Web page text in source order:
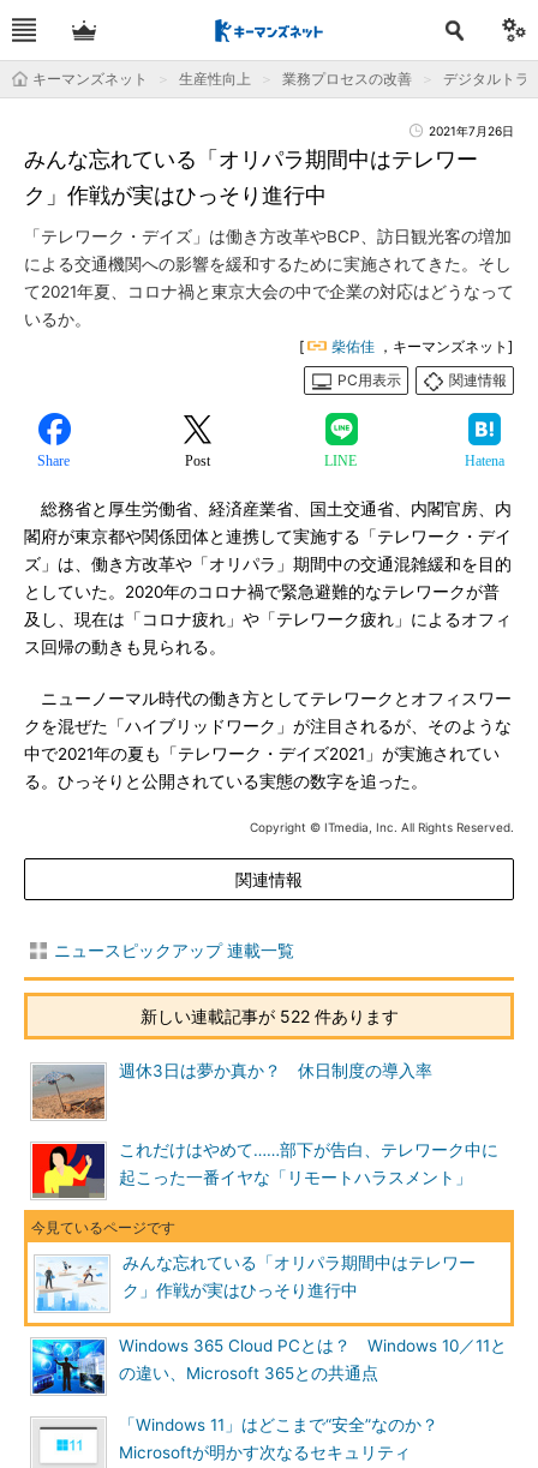
キーマンズネット 生産性向上 業務プロセスの改善 デジタルトラ
2021年7月26日
みんな忘れている「オリパラ期間中はテレワー
ク」作戦が実はひっそり進行中
「テレワーク・デイズ」は働き方改革やBCP、訪日観光客の増加
による交通機関への影響を緩和するために実施されてきた。そし
て2021年夏、コロナ禍と東京大会の中で企業の対応はどうなって
いるか。
[ 柴佑佳 ，キーマンズネット]
PC用表示
関連情報
Share Post LINE Hatena
総務省と厚生労働省、経済産業省、国土交通省、内閣官房、内
閣府が東京都や関係団体と連携して実施する「テレワーク・デイ
ズ」は、働き方改革や「オリパラ」期間中の交通混雑緩和を目的
としていた。2020年のコロナ禍で緊急避難的なテレワークが普
及し、現在は「コロナ疲れ」や「テレワーク疲れ」によるオフィ
ス回帰の動きも見られる。
ニューノーマル時代の働き方としてテレワークとオフィスワー
クを混ぜた「ハイブリッドワーク」が注目されるが、そのような
中で2021年の夏も「テレワーク・デイズ2021」が実施されてい
る。ひっそりと公開されている実態の数字を追った。
Copyright © ITmedia, Inc. All Rights Reserved.
関連情報
ニュースピックアップ 連載一覧
新しい連載記事が 522 件あります
週休3日は夢か真か？ 休日制度の導入率
これだけはやめて……部下が告白、テレワーク中に
起こった一番イヤな「リモートハラスメント」
みんな忘れている「オリパラ期間中はテレワー
ク」作戦が実はひっそり進行中
Windows 365 Cloud PCとは？ Windows 10／11と
の違い、Microsoft 365との共通点
「Windows 11」はどこまで“安全”なのか？
Microsoftが明かす次なるセキュリティ